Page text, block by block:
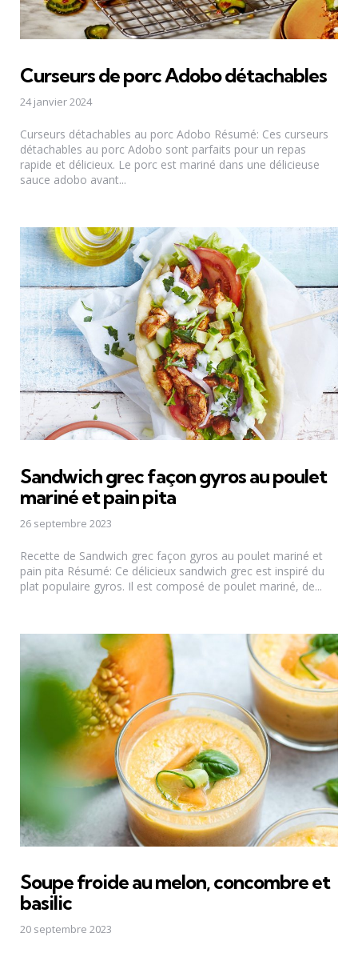
Curseurs de porc Adobo détachables
24 janvier 2024
Curseurs détachables au porc Adobo Résumé: Ces curseurs
détachables au porc Adobo sont parfaits pour un repas
rapide et délicieux. Le porc est mariné dans une délicieuse
sauce adobo avant...
Sandwich grec façon gyros au poulet
mariné et pain pita
26 septembre 2023
Recette de Sandwich grec façon gyros au poulet mariné et
pain pita Résumé: Ce délicieux sandwich grec est inspiré du
plat populaire gyros. Il est composé de poulet mariné, de...
Soupe froide au melon, concombre et
basilic
20 septembre 2023